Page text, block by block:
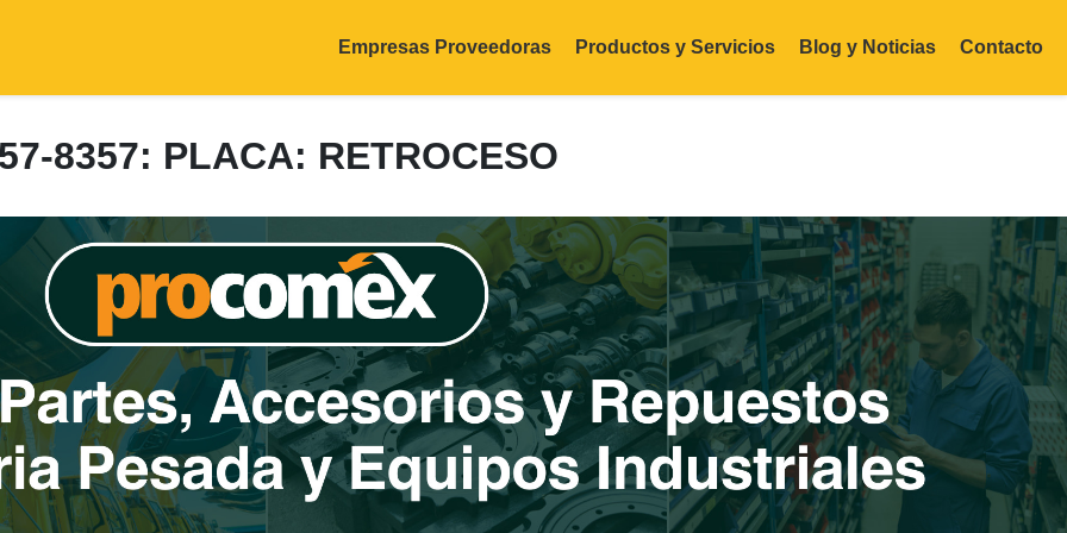
Empresas Proveedoras Productos y Servicios Blog y Noticias Contacto
8357: PLACA: RETROCESO